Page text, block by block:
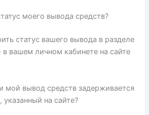
моего вывода средств?
статус вашего вывода в разделе
вашем личном кабинете на сайте
мой вывод средств задерживается
на сайте?